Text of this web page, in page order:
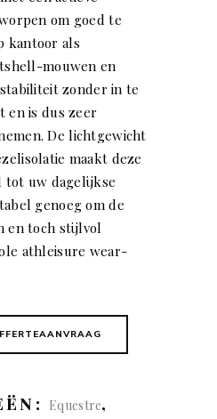
om goed te
kantoor als
mouwen en
zonder in te
en is dus zeer
De lichtgewicht
maakt deze
tot uw dagelijkse
genoeg om de
en toch stijlvol
athleisure wear-
Equestre,